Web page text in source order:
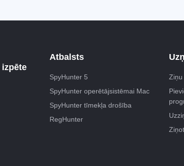
Atbalsts
SpyHunter 5
SpyHunter operētājsistēmai Mac
SpyHunter tīmekļa drošība
RegHunter
Ziņu